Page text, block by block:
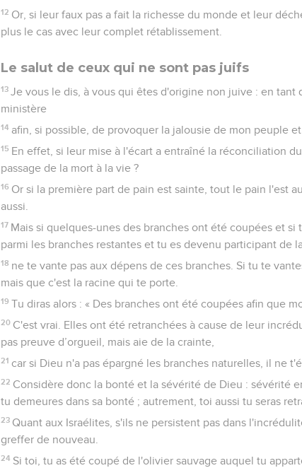
12 Or, si leur faux pas a fait la richesse du monde et leur
plus le cas avec leur complet rétablissement.
Le salut de ceux qui ne sont pas juifs
13 Je vous le dis, à vous qui êtes d'origine non juive : en
ministère
14 afin, si possible, de provoquer la jalousie de mon peuple
15 En effet, si leur mise à l'écart a entraîné la réconciliation
passage de la mort à la vie ?
16 Or si la première part de pain est sainte, tout le pain l'est
aussi.
17 Mais si quelques-unes des branches ont été coupées et
parmi les branches restantes et tu es devenu participant de
18 ne te vante pas aux dépens de ces branches. Si tu te
mais que c'est la racine qui te porte.
19 Tu diras alors : « Des branches ont été coupées afin que
20 C'est vrai. Elles ont été retranchées à cause de leur
pas preuve d’orgueil, mais aie de la crainte,
21 car si Dieu n'a pas épargné les branches naturelles, il ne
22 Considère donc la bonté et la sévérité de Dieu : sévérité
tu demeures dans sa bonté ; autrement, toi aussi tu seras
23 Quant aux Israélites, s'ils ne persistent pas dans
greffer de nouveau.
24 Si toi, tu as été coupé de l'olivier sauvage auquel tu